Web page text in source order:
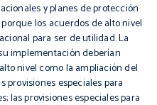
y planes de protección
los acuerdos de alto nivel
para ser de utilidad. La
implementación deberían
nivel como la ampliación del
provisiones especiales para
las provisiones especiales para